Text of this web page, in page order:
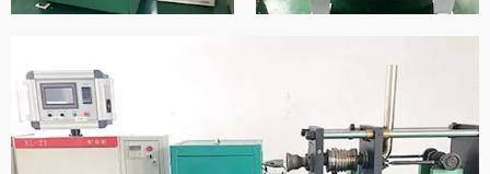
آلة اختبار التعب الضغط آلة اختبار رذاذ الملح